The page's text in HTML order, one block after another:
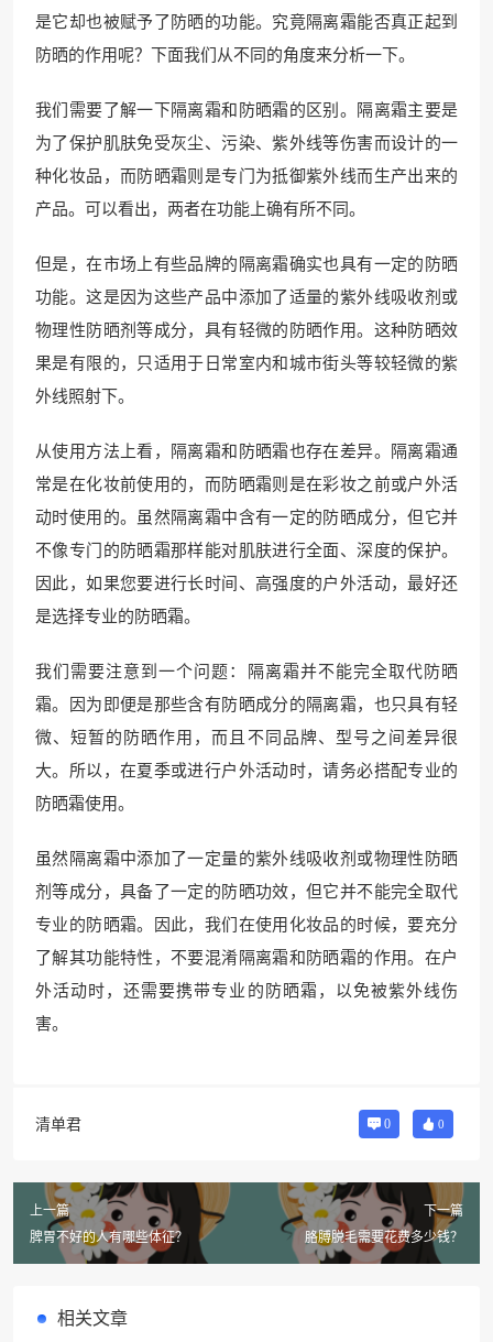
是它却也被赋予了防晒的功能。究竟隔离霜能否真正起到
防晒的作用呢？下面我们从不同的角度来分析一下。
我们需要了解一下隔离霜和防晒霜的区别。隔离霜主要是
为了保护肌肤免受灰尘、污染、紫外线等伤害而设计的一
种化妆品，而防晒霜则是专门为抵御紫外线而生产出来的
产品。可以看出，两者在功能上确有所不同。
但是，在市场上有些品牌的隔离霜确实也具有一定的防晒
功能。这是因为这些产品中添加了适量的紫外线吸收剂或
物理性防晒剂等成分，具有轻微的防晒作用。这种防晒效
果是有限的，只适用于日常室内和城市街头等较轻微的紫
外线照射下。
从使用方法上看，隔离霜和防晒霜也存在差异。隔离霜通
常是在化妆前使用的，而防晒霜则是在彩妆之前或户外活
动时使用的。虽然隔离霜中含有一定的防晒成分，但它并
不像专门的防晒霜那样能对肌肤进行全面、深度的保护。
因此，如果您要进行长时间、高强度的户外活动，最好还
是选择专业的防晒霜。
我们需要注意到一个问题：隔离霜并不能完全取代防晒
霜。因为即便是那些含有防晒成分的隔离霜，也只具有轻
微、短暂的防晒作用，而且不同品牌、型号之间差异很
大。所以，在夏季或进行户外活动时，请务必搭配专业的
防晒霜使用。
虽然隔离霜中添加了一定量的紫外线吸收剂或物理性防晒
剂等成分，具备了一定的防晒功效，但它并不能完全取代
专业的防晒霜。因此，我们在使用化妆品的时候，要充分
了解其功能特性，不要混淆隔离霜和防晒霜的作用。在户
外活动时，还需要携带专业的防晒霜，以免被紫外线伤
害。
清单君 0 0
上一篇
脾胃不好的人有哪些体征？
下一篇
胳膊脱毛需要花费多少钱？
相关文章